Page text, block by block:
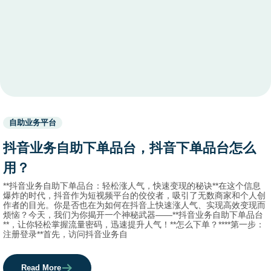
Used
before
category
names.
自助业务平台
抖音业务自助下单品台，抖音下单品台怎么
用？
**抖音业务自助下单品台：轻松涨人气，快速变现的秘诀**在这个信息
爆炸的时代，抖音作为短视频平台的佼佼者，吸引了无数商家和个人创
作者的目光。你是否也在为如何在抖音上快速涨人气、实现高效变现而
烦恼？今天，我们为你揭开一个神秘武器——**抖音业务自助下单品台
**，让你轻松掌握流量密码，迅速提升人气！**怎么下单？****第一步：
注册登录**首先，访问抖音业务自
Read More